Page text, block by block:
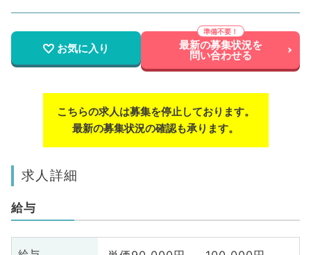
お気に入り 最新の募集状況を
問い合わせる
こちらの求人は募集を停止しております。
最新の募集状況の確認も承ります。
求人詳細
給与